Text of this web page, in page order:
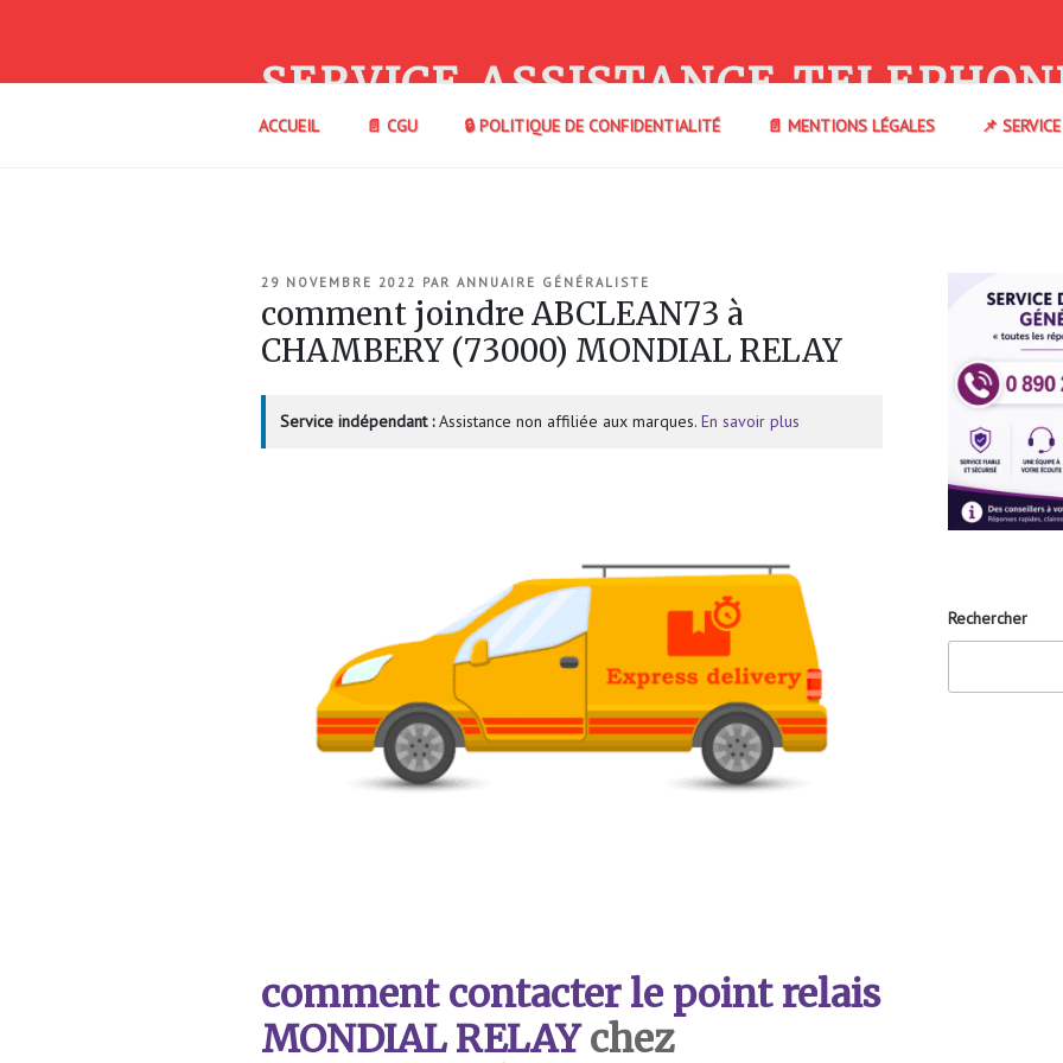
SERVICE ASSISTANCE
ACCUEIL 📄 CGU 🔒 POLITIQUE DE CONFIDENTIALITÉ 📄 MENTIONS LÉGALES 📌
PUBLIÉ
29 NOVEMBRE 2022 PAR ANNUAIRE GÉNÉRALISTE
comment joindre ABCLEAN73 à
CHAMBERY (73000) MONDIAL RELAY
Service indépendant :Assistance non affiliée aux marques. En savoir plus
comment contacter le point relais
MONDIAL RELAYchez
Rechercher